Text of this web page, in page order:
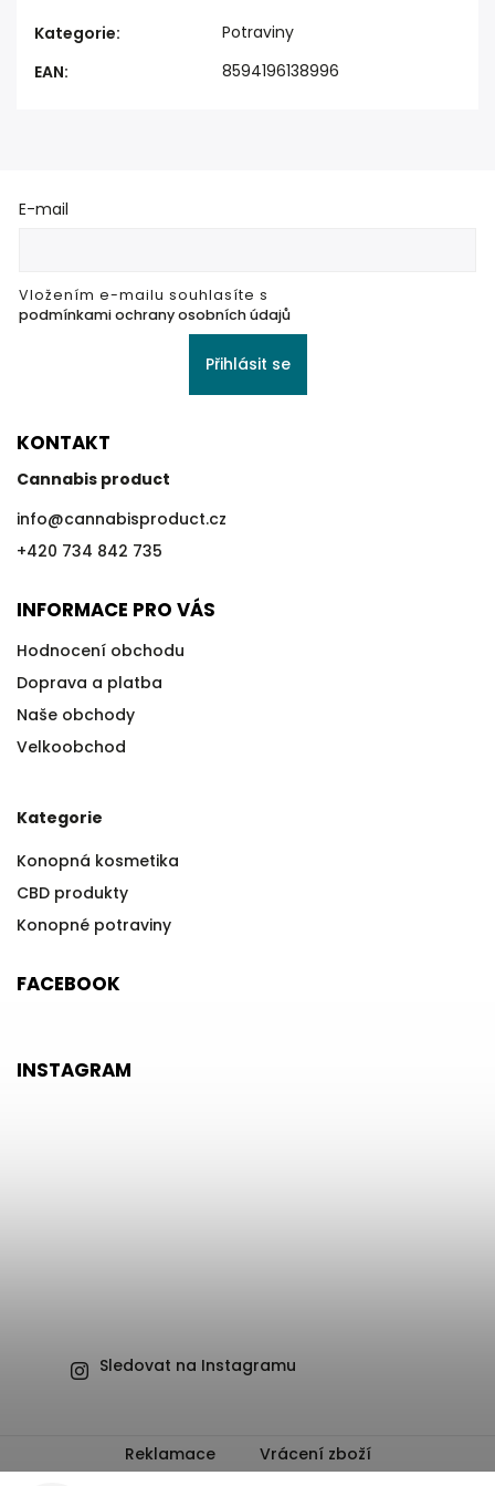
Kategorie:
Potraviny
EAN: 8594196138996
E-mail
Vložením e-mailu souhlasíte s
podmínkami ochrany osobních údajů
Přihlásit se
KONTAKT
Cannabis product
info@cannabisproduct.cz
+420 734 842 735
INFORMACE PRO VÁS
Hodnocení obchodu
Doprava a platba
Naše obchody
Velkoobchod
Kategorie
Konopná kosmetika
CBD produkty
Konopné potraviny
FACEBOOK
INSTAGRAM
Sledovat na Instagramu
Reklamace
Vrácení zboží